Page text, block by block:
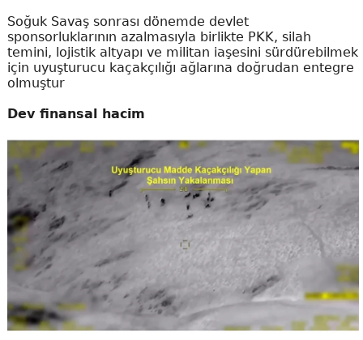
Soğuk Savaş sonrası dönemde devlet
sponsorluklarının azalmasıyla birlikte PKK, silah
temini, lojistik altyapı ve militan iaşesini sürdürebilmek
için uyuşturucu kaçakçılığı ağlarına doğrudan entegre
olmuştur
Dev finansal hacim